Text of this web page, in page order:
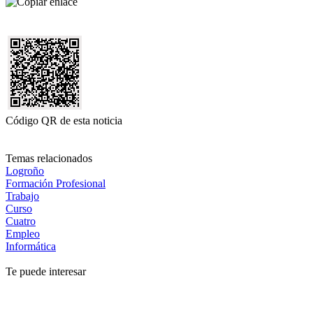
Código QR de esta noticia
Temas relacionados
Logroño
Formación Profesional
Trabajo
Curso
Cuatro
Empleo
Informática
Te puede interesar